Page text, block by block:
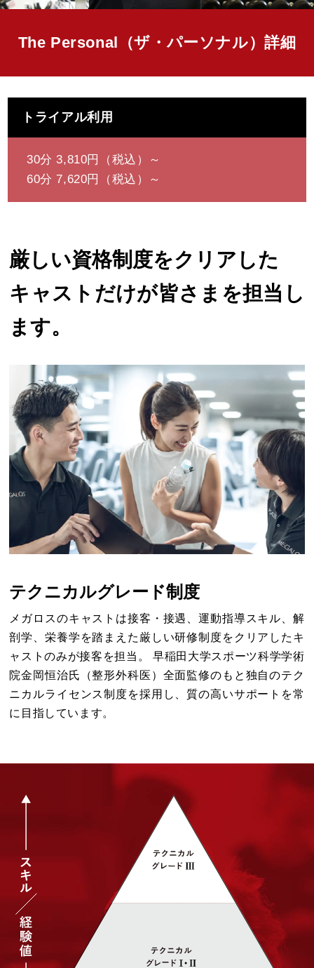
The Personal（ザ・パーソナル）詳細
トライアル利用
30分 3,810円（税込）～
60分 7,620円（税込）～
厳しい資格制度をクリアした
キャストだけが皆さまを担当し
ます。
テクニカルグレード制度
メガロスのキャストは接客・接遇、運動指導スキル、解
剖学、栄養学を踏まえた厳しい研修制度をクリアしたキ
ャストのみが接客を担当。 早稲田大学スポーツ科学学術
院金岡恒治氏（整形外科医）全面監修のもと独自のテク
ニカルライセンス制度を採用し、質の高いサポートを常
に目指しています。